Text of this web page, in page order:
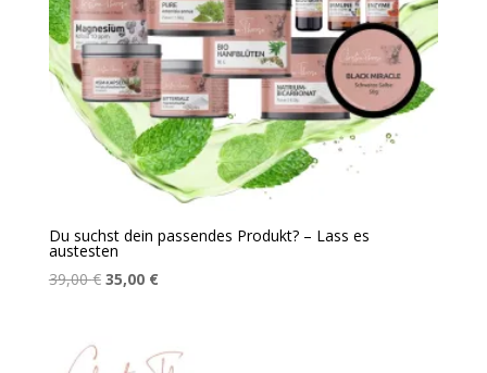
Du suchst dein passendes Produkt? – Lass es
austesten
39,00€ Ursprünglicher
39,00 €
35,00 €Aktueller
35,00 €.